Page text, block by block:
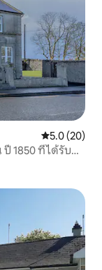
คะแนนเฉลี่ย
5.0 (20)
ปี 1850 ที่ได้รับ